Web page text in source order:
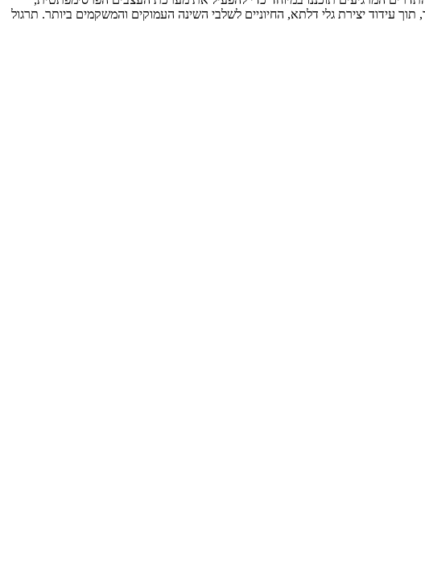
עידוד יצירת גלי דלתא, החיוניים לשלבי השינה העמוקים והמשקמים ביותר. תרגול